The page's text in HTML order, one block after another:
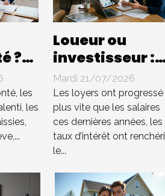
?
les
les
Loueur ou
investisseur :
qui profite
vraiment des
tendances
locatives
récentes ?
Mardi 21/07/2026
Les loyers ont progressé
plus vite que les salaires
ces dernières années, les
taux d’intérêt ont renchéri
le...